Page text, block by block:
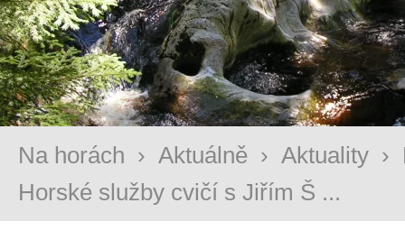
Na horách › Aktuálně › Aktuality ›
Horské služby cvičí s Jiřím Š ...